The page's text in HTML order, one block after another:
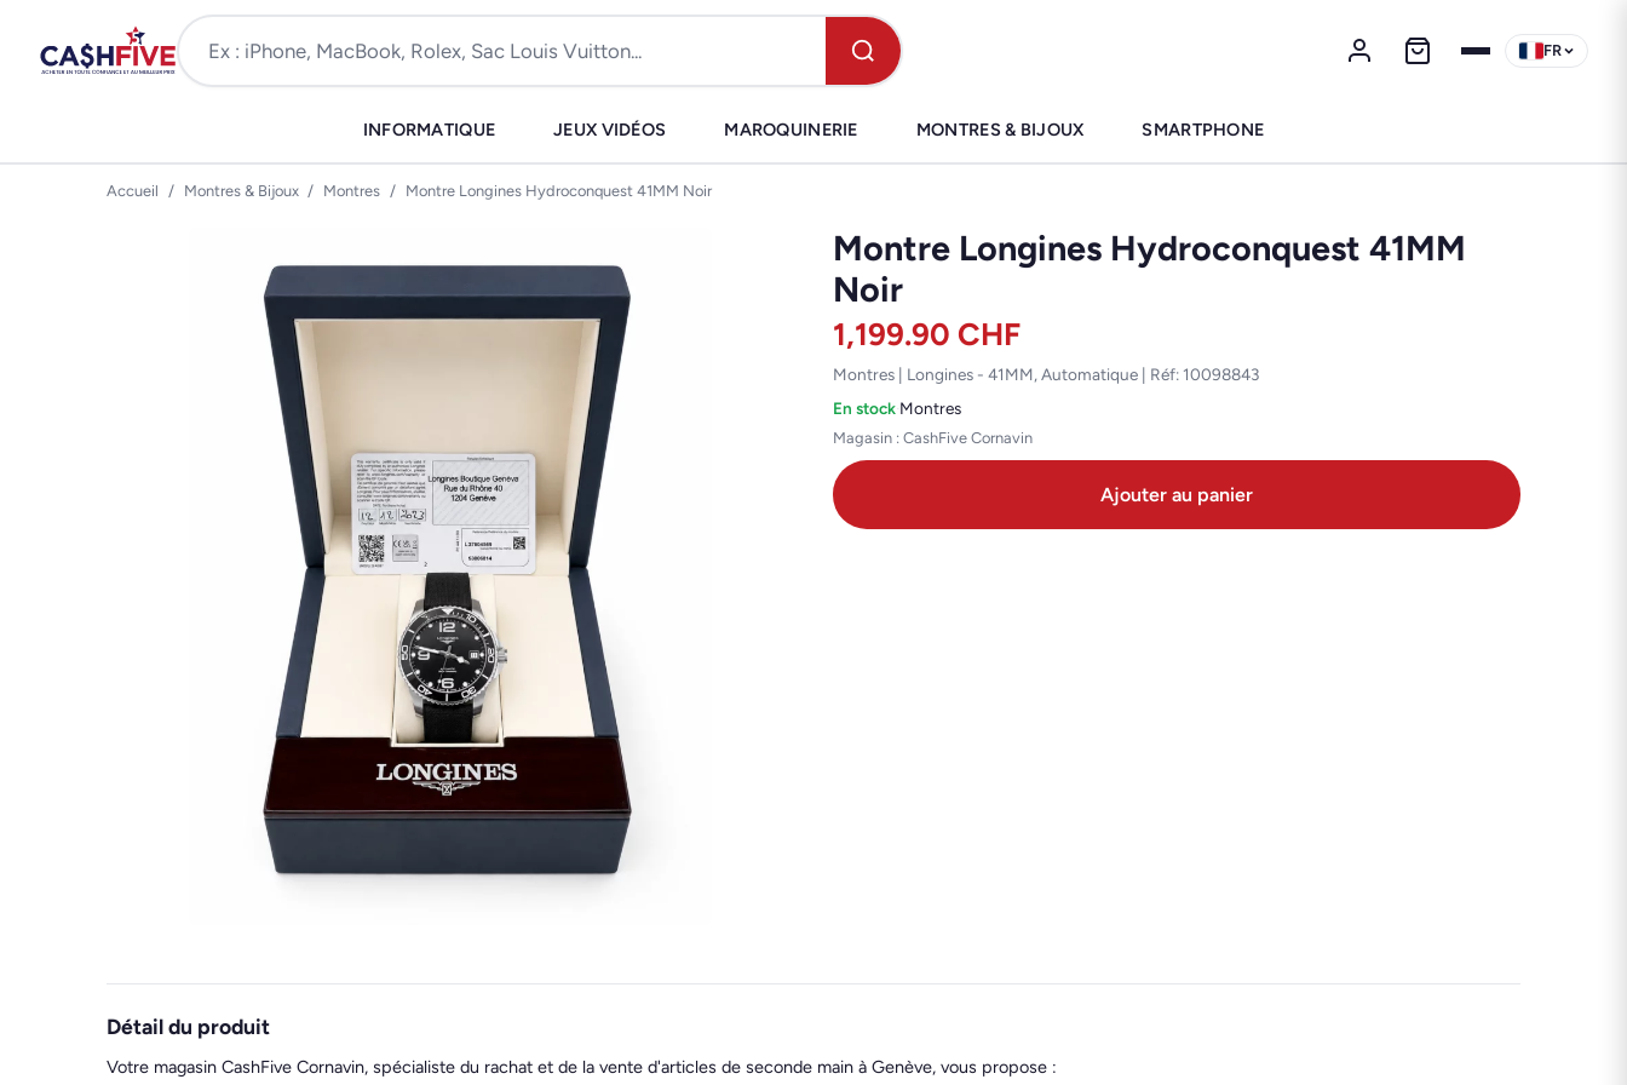
FR
INFORMATIQUE JEUX VIDÉOS MAROQUINERIE MONTRES & BIJOUX SMARTPHONE
Accueil / Montres & Bijoux / Montres / Montre Longines Hydroconquest 41MM Noir
Montre Longines Hydroconquest 41MM
Noir
1,199.90 CHF
Montres | Longines - 41MM, Automatique | Réf: 10098843
En stock·Montres
Magasin : CashFive Cornavin
Ajouter au panier
Détail du produit
Votre magasin CashFive Cornavin, spécialiste du rachat et de la vente d'articles de seconde main à Genève, vous propose :